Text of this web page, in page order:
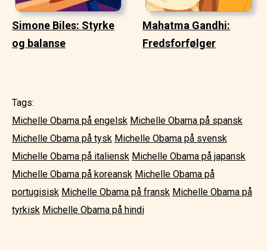
Simone Biles: Styrke
og balanse
Mahatma Gandhi:
Fredsforfølger
Tags:
Michelle Obama på engelsk Michelle Obama på spansk
Michelle Obama på tysk Michelle Obama på svensk
Michelle Obama på italiensk Michelle Obama på japansk
Michelle Obama på koreansk Michelle Obama på
portugisisk Michelle Obama på fransk Michelle Obama på
tyrkisk Michelle Obama på hindi